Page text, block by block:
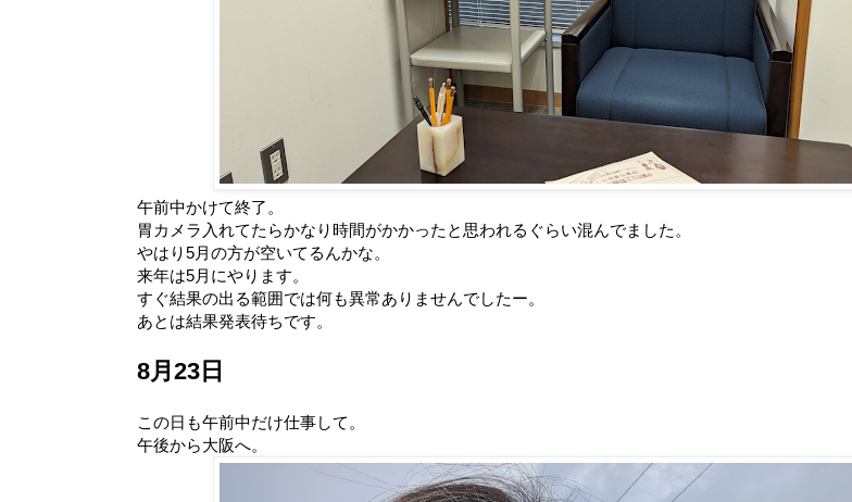
午前中かけて終了。
胃カメラ入れてたらかなり時間がかかったと思われるぐらい混んでました。
やはり5月の方が空いてるんかな。
来年は5月にやります。
すぐ結果の出る範囲では何も異常ありませんでしたー。
あとは結果発表待ちです。
8月23日
この日も午前中だけ仕事して。
午後から大阪へ。